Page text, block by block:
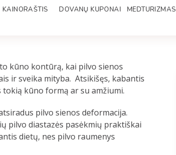
KAINORAŠTIS DOVANŲ KUPONAI MEDTURIZMAS
kūno kontūrą, kai pilvo sienos
ir sveika mityba. Atsikišęs, kabantis
kūno formą ar su amžiumi.
pilvo sienos deformacija.
pilvo diastazės pasėkmių praktiškai
dietų, nes pilvo raumenys